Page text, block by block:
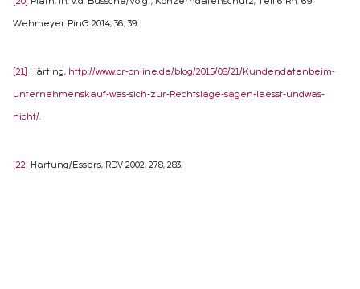
[20] Plath, in: v.d. Bussche/Voigt, Konzerndatenschutz, Teil 6 Rn. 69;
Wehmeyer PinG 2014, 36, 39.
[21] Härting, http://www.cr-online.de/blog/2015/08/21/Kundendatenbeim-
unternehmenskauf-was-sich-zur-Rechtslage-sagen-laesst-undwas-
nicht/.
[22] Hartung/Essers, RDV 2002, 278, 283.